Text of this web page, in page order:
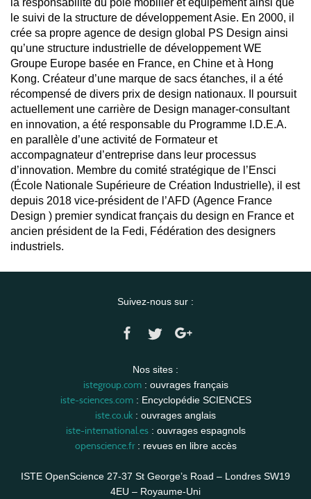
le suivi de la structure de développement Asie. En 2000, il
crée sa propre agence de design global PS Design ainsi
qu’une structure industrielle de développement WE
Groupe Europe basée en France, en Chine et à Hong
Kong. Créateur d’une marque de sacs étanches, il a été
récompensé de divers prix de design nationaux. Il poursuit
actuellement une carrière de Design manager-consultant
en innovation, a été responsable du Programme I.D.E.A.
en parallèle d’une activité de Formateur et
accompagnateur d’entreprise dans leur processus
d’innovation. Membre du comité stratégique de l’Ensci
(École Nationale Supérieure de Création Industrielle), il est
depuis 2018 vice-président de l’AFD (Agence France
Design ) premier syndicat français du design en France et
ancien président de la Fedi, Fédération des designers
industriels.
Suivez-nous sur :
Nos sites :
istegroup.com: ouvrages français
iste-sciences.com: Encyclopédie SCIENCES
iste.co.uk : ouvrages anglais
iste-international.es: ouvrages espagnols
openscience.fr: revues en libre accès
ISTE OpenScience 27-37 St George’s Road – Londres SW19
4EU – Royaume-Uni